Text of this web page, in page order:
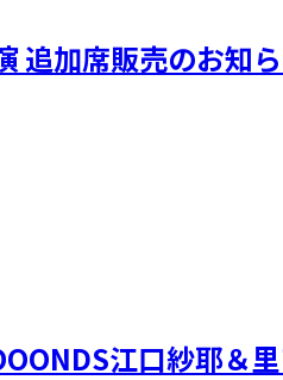
加席販売のお知
江口紗耶＆